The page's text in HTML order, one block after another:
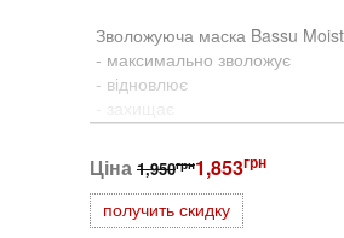
Зволожуюча маска Bassu
- максимально зволожує
- відновлює
Застосування для нормального
нанесіть маску на
шампунем волосся і
середини до кінчиків.
Ціна 1,950грн1,853грн
получить скидку